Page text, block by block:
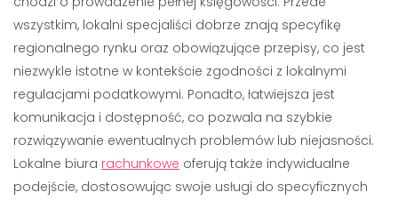
wszystkim, lokalni specjaliści dobrze znają specyfikę
regionalnego rynku oraz obowiązujące przepisy, co jest
niezwykle istotne w kontekście zgodności z lokalnymi
regulacjami podatkowymi. Ponadto, łatwiejsza jest
komunikacja i dostępność, co pozwala na szybkie
rozwiązywanie ewentualnych problemów lub niejasności.
Lokalne biura rachunkowe oferują także indywidualne
podejście, dostosowując swoje usługi do specyficznych